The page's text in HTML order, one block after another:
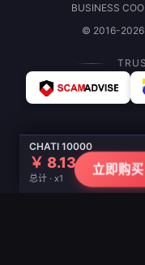
CHATI 10000
￥ 8.13
总计 · x1
立即购买
BUSINESS
© 2016-2026